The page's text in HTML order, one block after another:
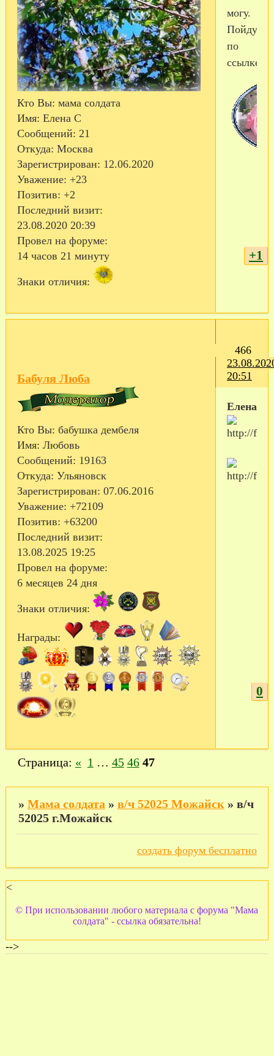
Кто Вы: мама солдата
Имя: Елена С
Сообщений: 21
Откуда: Москва
Зарегистрирован: 12.06.2020
Уважение: +23
Позитив: +2
Последний визит:
23.08.2020 20:39
Провел на форуме:
14 часов 21 минуту
Знаки отличия:
могу.
Пойду
по
ссылке.
+1
466
20:51
Бабуля Люба
Кто Вы: бабушка дембеля
Имя: Любовь
Сообщений: 19163
Откуда: Ульяновск
Зарегистрирован: 07.06.2016
Уважение: +72109
Позитив: +63200
Последний визит:
13.08.2025 19:25
Провел на форуме:
6 месяцев 24 дня
Знаки отличия:
Награды:
0
Страница: « 1 … 45 46 47
» Мама солдата » в/ч 52025 Можайск » в/ч
52025 г.Можайск
создать форум бесплатно
<
© При использовании любого материала с форума "Мама
солдата" - ссылка обязательна!
-->